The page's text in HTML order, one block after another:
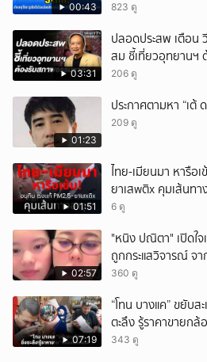
00:43 823 ดู
03:31
ปลอดประสพ เตือน วี
สม ชี้เที่ยวอุทยานฯ
206 ดู
01:23
ประกาศตามหา “เต้
209 ดู
01:51
ไทย-เมียนมา หารือ
ยาเสwติx คุมเส้นทา
6 ดู
02:57
"หนิง ปณิตา" เปิดใ
ถูกกระแสวิจารณ์ จ
หน้าเหมือนพ่อ
360 ดู
07:19
“โทน บางแค” ขยับ
ตะลึง รู้ราคาขายก
บุกรวบ?
343 ดู